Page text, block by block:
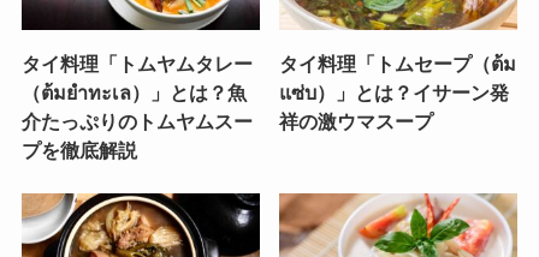
タイ料理「トムヤムタレー
（ต้มยำทะเล）」とは？魚
介たっぷりのトムヤムスー
プを徹底解説
タイ料理「トムセープ（ต้ม
แซ่บ）」とは？イサーン発
祥の激ウマスープ